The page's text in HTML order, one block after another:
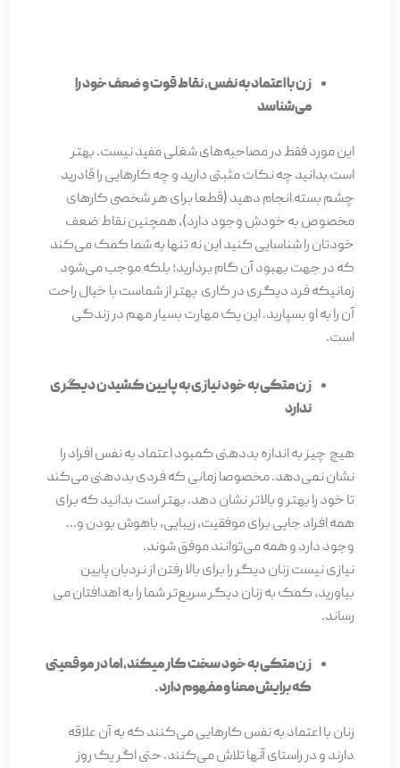
زن با اعتماد به نفس، نقاط قوت و ضعف خود را
می‌شناسد
این مورد فقط در مصاحبه­‌های شغلی مفید نیست. بهتر
است بدانید چه نکات مثبتی دارید و چه کارهایی را قادرید
چشم بسته انجام دهید (قطعا برای هر شخصی کارهای
مخصوص به خودش وجود دارد)، همچنین نقاط ضعف
خودتان را شناسایی کنید این نه تنها به شما کمک می­‌کند
که در جهت بهبود آن گام بردارید؛ بلکه موجب می‌­­شود
زمانی­که فرد دیگری در کاری بهتر از شماست با خیال راحت
آن را به او بسپارید. این یک مهارت بسیار مهم در زندگی
است.
زن متکی به خود نیازی به پایین کشیدن دیگری
ندارد
هیچ چیز به اندازه بددهنی کمبود اعتماد به نفس افراد را
نشان نمی‌­دهد. مخصوصا زمانی که فردی بددهنی می‌­کند
تا خود را بهتر و بالاتر نشان دهد. بهتر است بدانید که برای
همه­ افراد جایی برای موفقیت، زیبایی، باهوش بودن و…
وجود دارد و همه می­‌توانند موفق شوند.
نیازی نیست زنان دیگر را برای بالا رفتن از نردبان پایین
بیاورید، کمک به زنان دیگر سریع‌تر شما را به اهدافتان می­‌
رساند.
زن متکی به خود سخت کار می­کند، اما در موقعیتی
که برایش معنا و مفهوم دارد.
زنان با اعتماد به نفس کارهایی می­‌کنند که به آن علاقه
دارند و در راستای آن­ها تلاش می­‌کنند. حتی اگر یک روز